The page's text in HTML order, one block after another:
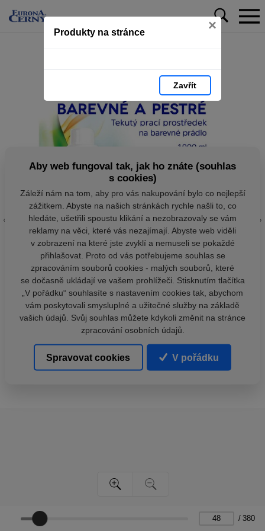
Produkty na stránce ×
Zavřít
/ 380
Aby web fungoval tak, jak ho znáte (souhlas
s cookies)
Záleží nám na tom, aby pro vás nakupování bylo co nejlepší
zážitkem. Abyste na našich stránkách rychle našli to, co
hledáte, ušetřili spoustu klikání a nezobrazovaly se vám
reklamy na věci, které vás nezajímají. Abyste web viděli
v zobrazení na které jste zvyklí a nemuseli se pokaždé
přihlašovat. Proto od vás potřebujeme souhlas se
zpracováním souborů cookies - malých souborů, které
se dočasně ukládají ve vašem prohlížeči. Stisknutím tlačítka
„V pořádku“ souhlasíte s nastavením cookies tak, abychom
vám poskytovali smysluplné a užitečné služby na základě
vašich údajů. Svůj souhlas můžete kdykoli změnit na stránce
zpracování osobních údajů.
Spravovat cookies V pořádku